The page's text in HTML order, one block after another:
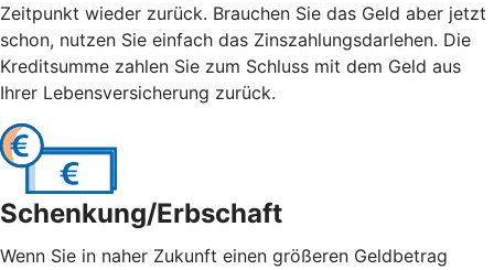
Zeitpunkt wieder zurück. Brauchen Sie das Geld aber jetzt
schon, nutzen Sie einfach das Zinszahlungsdarlehen. Die
Kreditsumme zahlen Sie zum Schluss mit dem Geld aus
Ihrer Lebensversicherung zurück.
Schenkung/Erbschaft
Wenn Sie in naher Zukunft einen größeren Geldbetrag